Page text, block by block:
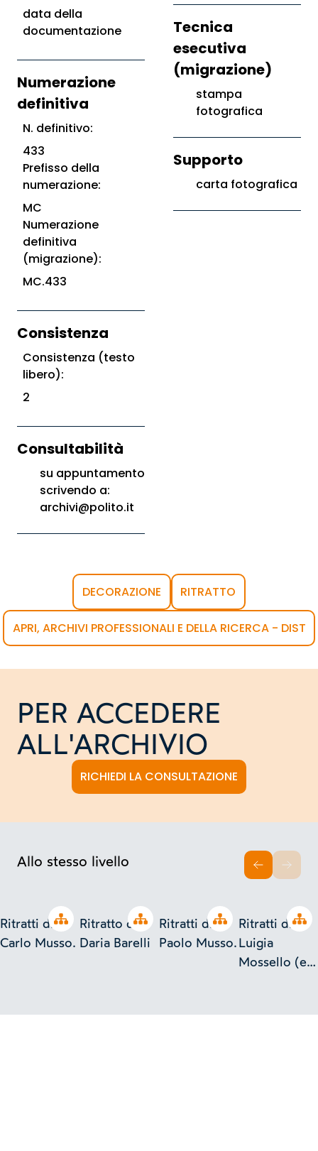
data della
documentazione
Numerazione
definitiva
N. definitivo:
433
Prefisso della
numerazione:
MC
Numerazione
definitiva
(migrazione):
MC.433
Consistenza
Consistenza (testo
libero):
2
Consultabilità
su appuntamento
scrivendo a:
archivi@polito.it
Tecnica
esecutiva
(migrazione)
stampa
fotografica
Supporto
carta fotografica
DECORAZIONE RITRATTO
APRI, ARCHIVI PROFESSIONALI E DELLA RICERCA - DIST
PER ACCEDERE
ALL'ARCHIVIO
RICHIEDI LA CONSULTAZIONE
Allo stesso livello
tree Open tree
Ritratti di
Carlo Musso.
Open tree
Ritratto di
Daria Barelli
Open tree
Ritratti di
Paolo Musso.
Ritratti di
Luigia
Mossello (e
INDIETRO